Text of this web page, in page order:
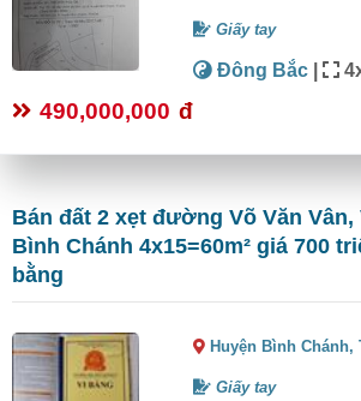
Giấy tay
Đông Bắc |
490,000,000 đ
Bán đất 2 xẹt đường Võ Văn
Bình Chánh 4x15=60m² giá 700
bằng
Huyện Bình Chánh,
Giấy tay